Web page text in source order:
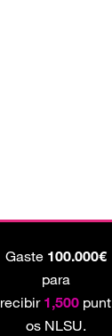
Gaste 100.000€
para
recibir 1,500 punt
os NLSU.